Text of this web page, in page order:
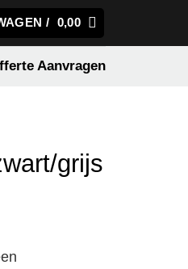
/ 0,00
Aanvragen
grijs